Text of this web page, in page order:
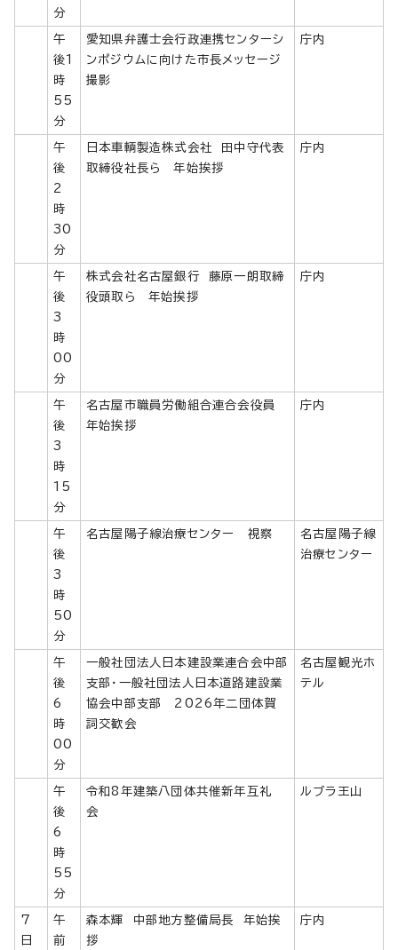
分
午
後1
時
55
分
愛知県弁護士会行政連携センターシ
ンポジウムに向けた市長メッセージ
撮影
庁内
午
後
2
時
30
分
日本車輌製造株式会社 田中守代表
取締役社長ら 年始挨拶
庁内
午
後
3
時
00
分
株式会社名古屋銀行 藤原一朗取締
役頭取ら 年始挨拶
庁内
午
後
3
時
15
分
名古屋市職員労働組合連合会役員
年始挨拶
庁内
午
後
3
時
50
分
名古屋陽子線治療センター 視察
名古屋陽子線
治療センター
午
後
6
時
00
分
一般社団法人日本建設業連合会中部
支部・一般社団法人日本道路建設業
協会中部支部 2026年二団体賀
詞交歓会
名古屋観光ホ
テル
午
後
6
時
55
分
令和8年建築八団体共催新年互礼
会
ルブラ王山
7
日
午
前
森本輝 中部地方整備局長 年始挨
拶
庁内